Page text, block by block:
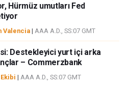
Hürmüz umutları Fed
Valencia | AAA A.D., SS:07 GMT
Destekleyici yurt içi arka
– Commerzbank
| AAA A.D., SS:07 GMT